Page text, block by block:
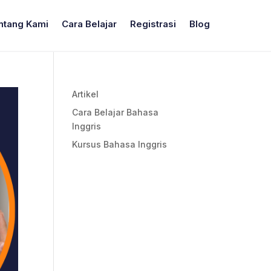
Kami Cara Belajar Registrasi Blog
Artikel
Cara Belajar Bahasa
Inggris
Kursus Bahasa Inggris